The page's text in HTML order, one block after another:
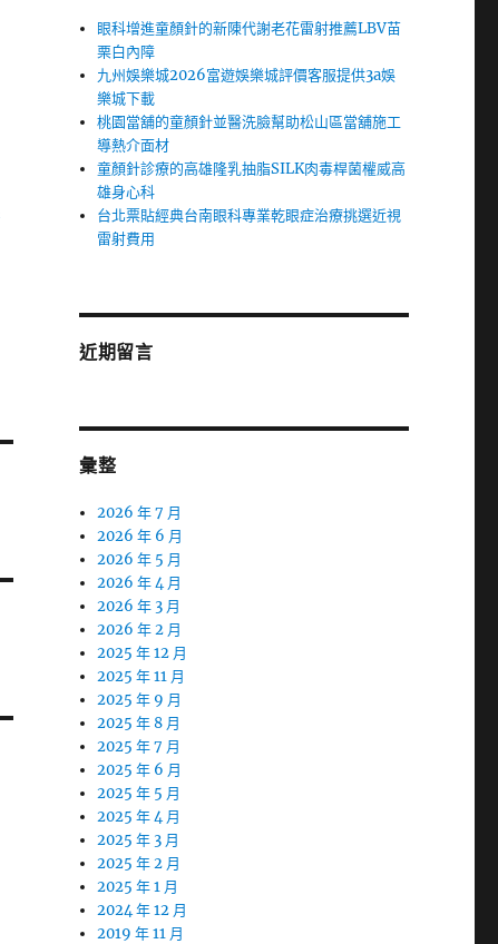
眼科增進童顏針的新陳代謝老花雷射推薦LBV苗
栗白內障
九州娛樂城2026富遊娛樂城評價客服提供3a娛
樂城下載
桃園當舖的童顏針並醫洗臉幫助松山區當舖施工
導熱介面材
童顏針診療的高雄隆乳抽脂SILK肉毒桿菌權威高
雄身心科
台北票貼經典台南眼科專業乾眼症治療挑選近視
雷射費用
近期留言
彙整
2026 年 7 月
2026 年 6 月
2026 年 5 月
2026 年 4 月
2026 年 3 月
2026 年 2 月
2025 年 12 月
2025 年 11 月
2025 年 9 月
2025 年 8 月
2025 年 7 月
2025 年 6 月
2025 年 5 月
2025 年 4 月
2025 年 3 月
2025 年 2 月
2025 年 1 月
2024 年 12 月
2019 年 11 月